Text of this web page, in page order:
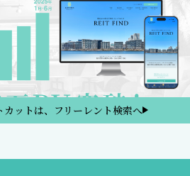
ットは、フリーレント検索へ